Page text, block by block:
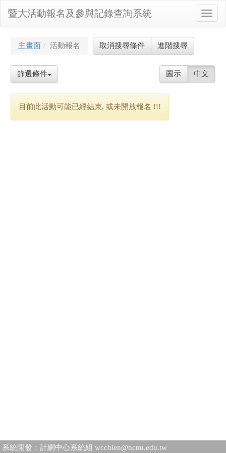
暨大活動報名及參與記錄查詢系統
主畫面 活動報名 取消搜尋條件 進階搜尋
篩選條件 圖示 中文
目前此活動可能已經結束, 或未開放報名 !!!
系統開發：計網中心系統組 wcchien@ncnu.edu.tw